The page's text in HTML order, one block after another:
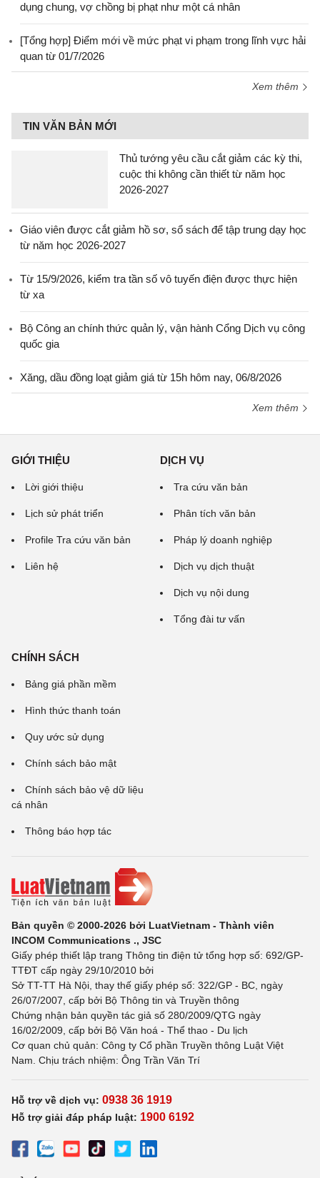
dụng chung, vợ chồng bị phạt như một cá nhân
[Tổng hợp] Điểm mới về mức phạt vi phạm trong lĩnh vực hải
quan từ 01/7/2026
Xem thêm
TIN VĂN BẢN MỚI
Thủ tướng yêu cầu cắt giảm các kỳ thi,
cuộc thi không cần thiết từ năm học
2026-2027
Giáo viên được cắt giảm hồ sơ, sổ sách để tập trung dạy học
từ năm học 2026-2027
Từ 15/9/2026, kiểm tra tần số vô tuyến điện được thực hiện
từ xa
Bộ Công an chính thức quản lý, vận hành Cổng Dịch vụ công
quốc gia
Xăng, dầu đồng loạt giảm giá từ 15h hôm nay, 06/8/2026
Xem thêm
GIỚI THIỆU
Lời giới thiệu
Lịch sử phát triển
Profile Tra cứu văn bản
Liên hệ
DỊCH VỤ
Tra cứu văn bản
Phân tích văn bản
Pháp lý doanh nghiệp
Dịch vụ dịch thuật
Dịch vụ nội dung
Tổng đài tư vấn
CHÍNH SÁCH
Bảng giá phần mềm
Hình thức thanh toán
Quy ước sử dụng
Chính sách bảo mật
Chính sách bảo vệ dữ liệu
cá nhân
Thông báo hợp tác
Bản quyền © 2000-2026 bởi LuatVietnam - Thành viên
INCOM Communications ., JSC
Giấy phép thiết lập trang Thông tin điện tử tổng hợp số: 692/GP-
TTĐT cấp ngày 29/10/2010 bởi
Sở TT-TT Hà Nội, thay thế giấy phép số: 322/GP - BC, ngày
26/07/2007, cấp bởi Bộ Thông tin và Truyền thông
Chứng nhận bản quyền tác giả số 280/2009/QTG ngày
16/02/2009, cấp bởi Bộ Văn hoá - Thể thao - Du lịch
Cơ quan chủ quản: Công ty Cổ phần Truyền thông Luật Việt
Nam. Chịu trách nhiệm: Ông Trần Văn Trí
Hỗ trợ về dịch vụ: 0938 36 1919
Hỗ trợ giải đáp pháp luật: 1900 6192